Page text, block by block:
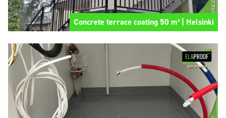
Concrete terrace coating 50 m² | Helsinki